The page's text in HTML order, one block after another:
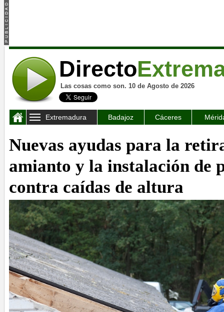
Directo
Las cosas como son. 10 de Agosto de 2026
Extremadura Badajoz Cáceres
Nuevas ayudas para la
amianto y la instalación de
contra caídas de altura